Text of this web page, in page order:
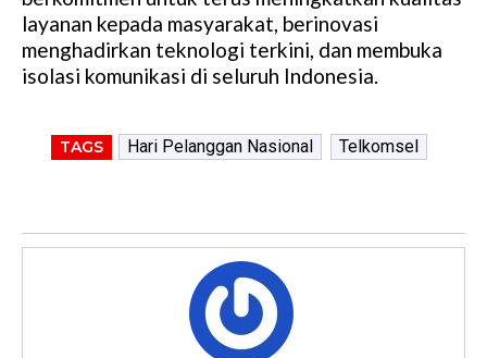
layanan kepada masyarakat, berinovasi
menghadirkan teknologi terkini, dan membuka
isolasi komunikasi di seluruh Indonesia.
TAGS Hari Pelanggan Nasional Telkomsel